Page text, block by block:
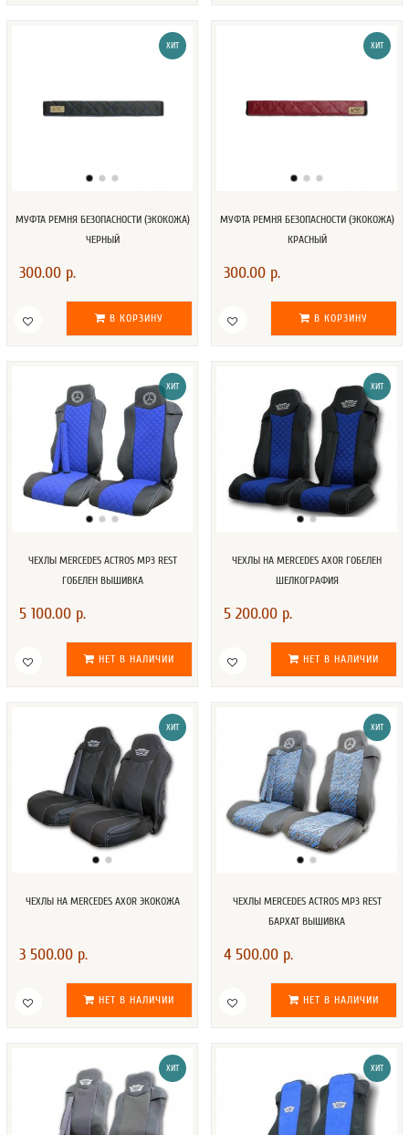
ХИТ
МУФТА РЕМНЯ БЕЗОПАСНОСТИ (ЭКОКОЖА)
ЧЕРНЫЙ
300.00 р.
В КОРЗИНУ
ХИТ
МУФТА РЕМНЯ БЕЗОПАСНОСТИ (ЭКОКОЖА)
КРАСНЫЙ
300.00 р.
В КОРЗИНУ
ХИТ
ЧЕХЛЫ MERCEDES ACTROS MP3 REST
ГОБЕЛЕН ВЫШИВКА
5 100.00 р.
НЕТ В НАЛИЧИИ
ХИТ
ЧЕХЛЫ НА MERCEDES AXOR ГОБЕЛЕН
ШЕЛКОГРАФИЯ
5 200.00 р.
НЕТ В НАЛИЧИИ
ХИТ
ЧЕХЛЫ НА MERCEDES AXOR ЭКОКОЖА
3 500.00 р.
НЕТ В НАЛИЧИИ
ХИТ
ЧЕХЛЫ MERCEDES ACTROS MP3 REST
БАРХАТ ВЫШИВКА
4 500.00 р.
НЕТ В НАЛИЧИИ
ХИТ ХИТ